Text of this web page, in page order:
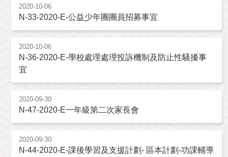
2020-10-06
N-33-2020-E-公益少年團團員招募事宜
2020-10-06
N-36-2020-E-學校處理處理投訴機制及防止性騷擾事
宜
2020-09-30
N-47-2020-E一年級第二次家長會
2020-09-30
N-44-2020-E-課後學習及支援計劃- 區本計劃-功課輔導